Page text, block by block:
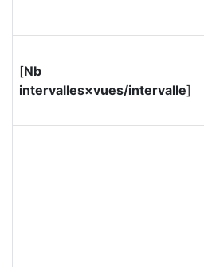
[Nb
intervalles×vues/intervalle]